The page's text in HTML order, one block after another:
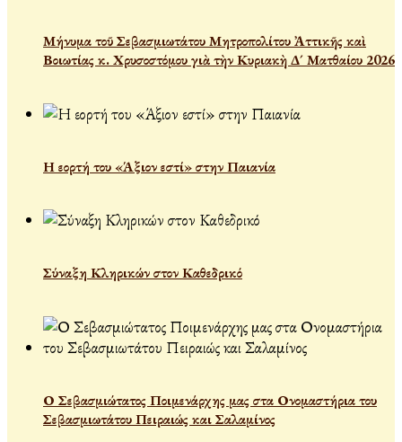
Μήνυμα τοῦ Σεβασμιωτάτου Μητροπολίτου Ἀττικῆς καὶ
Βοιωτίας κ. Χρυσοστόμου γιὰ τὴν Κυριακὴ Δ´ Ματθαίου 2026
Η εορτή του «Άξιον εστί» στην Παιανία
Σύναξη Κληρικών στον Καθεδρικό
Ο Σεβασμιώτατος Ποιμενάρχης μας στα Ονομαστήρια του
Σεβασμιωτάτου Πειραιώς και Σαλαμίνος